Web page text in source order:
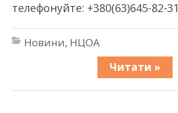
телефонуйте: +380(63)645-82-31
Новини, НЦОА
Читати »